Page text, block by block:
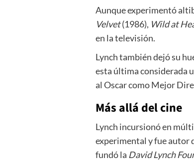
Aunque experimentó
Velvet(1986), Wild at
en la televisión.
Lynch también dejó su
esta última considerada
al Oscar como Mejor
Más allá del cine
Lynch incursionó en
experimental y fue autor
fundó la David Lynch